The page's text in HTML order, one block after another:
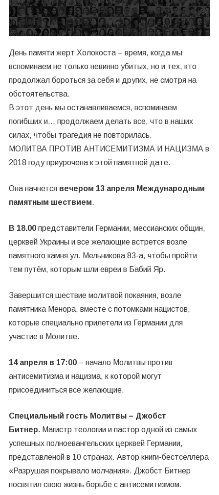
День памяти жерт Холокоста – время, когда мы
вспоминаем не только невинно убитых, но и тех, кто
продолжал бороться за себя и других, не смотря на
обстоятельства.
В этот день мы останавливаемся, вспоминаем
погибших и… продолжаем делать все, что в наших
силах, чтобы трагедия не повторилась.
МОЛИТВА ПРОТИВ АНТИСЕМИТИЗМА И НАЦИЗМА в
2018 году приурочена к этой памятной дате.
Она начнется вечером 13 апреля Международным
памятным шествием.
В 18.00представители Германии, мессианских общин,
церквей Украины и все желающие встрется возле
памятного камня ул. Мельникова 83-а, чтобы пройти
тем путём, которым шли евреи в Бабий Яр.
Завершится шествие молитвой покаяния, возле
памятника Менора, вместе с потомками нацистов,
которые специально прилетели из Германии для
участие в Молитве.
14 апреля в 17:00– начало Молитвы против
антисемитизма и нацизма, к которой могут
присоединиться все желающие.
Специальный гость Молитвы – Джобст
Битнер.Магистр теологии и пастор одной из самых
успешных полноевангельских церквей Германии,
представленой в 10 странах. Автор книги-бестселлера
«Разрушая покрывало молчания». Джобст Битнер
посвятил свою жизнь борьбе с антисемитизмом.